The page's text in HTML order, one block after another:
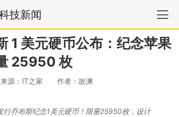
技新闻
1 美元硬币公布：纪念苹果
25950 枚
来源：IT之家 作者：故渊
乔布斯纪念1美元硬币！限量25950枚，设计